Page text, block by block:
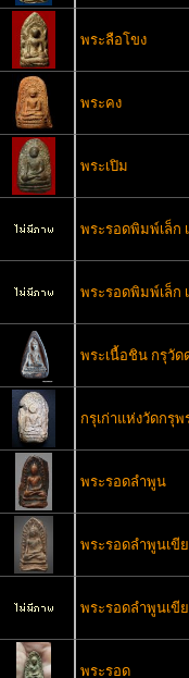
พระลือโขง
พระคง
พระเปิม
พระรอดพิมพ์เล็ก
พระรอดพิมพ์เล็ก
พระเนื้อชิน กรุวั
กรุเก่าแห่งวัดกรุ
พระรอดลำพูน
พระรอดลำพูนเขี
พระรอดลำพูนเขี
พระรอด